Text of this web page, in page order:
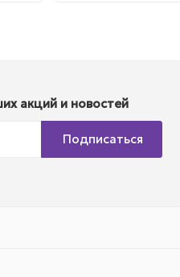
акций и новостей
Подписаться